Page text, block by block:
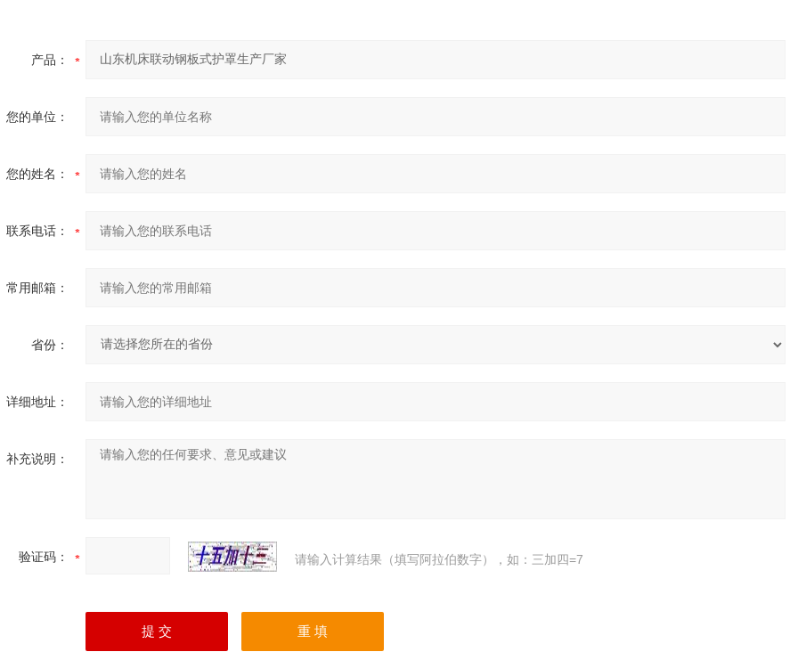
产品：
您的单位：
您的姓名：
联系电话：
常用邮箱：
省份：
详细地址：
补充说明：
验证码： 请输入计算结果（填写阿拉伯数字），如：三加四=7